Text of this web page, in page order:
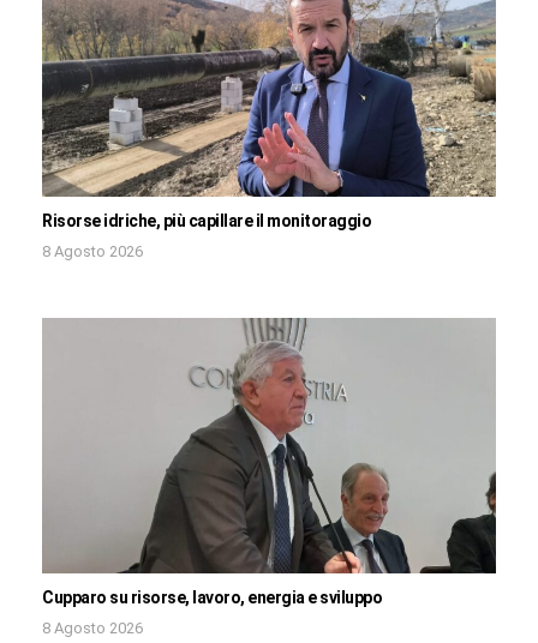
Risorse idriche, più capillare il monitoraggio
8 Agosto 2026
Cupparo su risorse, lavoro, energia e sviluppo
8 Agosto 2026